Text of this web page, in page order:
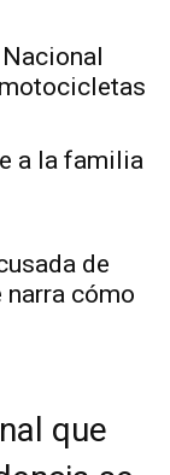
a la familia
de
cómo
que